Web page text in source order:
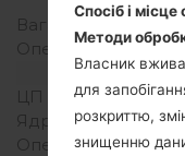
Вага
Операційна
ЦП (процесор)
Ядра процесора
Оперативна
Спосіб і
Методи
Власник
для
розкриттю,
знищенню